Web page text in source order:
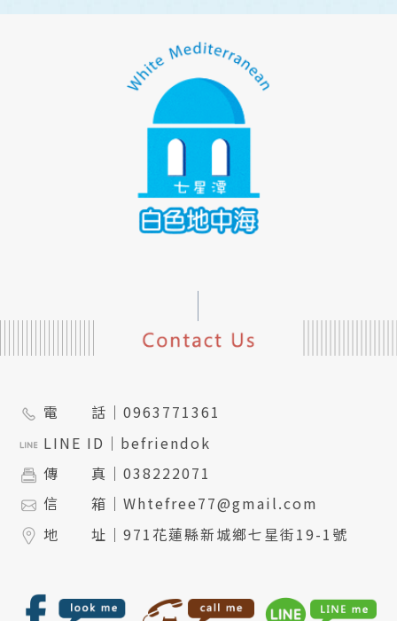
電 話｜0963771361
LINE ID｜ befriendok
傳 真｜038222071
信 箱｜Whtefree77@gmail.com
地 址｜971花蓮縣新城鄉七星街19-1號